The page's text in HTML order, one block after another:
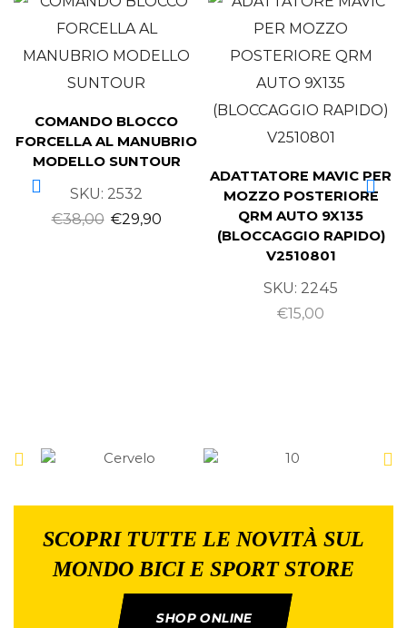
COMANDO BLOCCO
FORCELLA AL MANUBRIO
MODELLO SUNTOUR
SKU: 2532
€38,00 €29,90
ADATTATORE MAVIC PER
MOZZO POSTERIORE
QRM AUTO 9X135
(BLOCCAGGIO RAPIDO)
V2510801
SKU: 2245
€15,00
SCOPRI TUTTE LE NOVITÀ SUL
MONDO BICI E SPORT STORE
SHOP ONLINE